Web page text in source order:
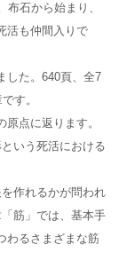
布石から始まり、
活も仲間入りで
した。640頁、全7
す。
点に返ります。
いう死活における
作れるかが問われ
筋」では、基本手
わるさまざまな筋